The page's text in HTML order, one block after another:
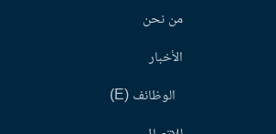
من نحن
الأخبار
الوظائف (E)